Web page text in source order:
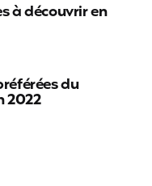
à découvrir en
du
2022